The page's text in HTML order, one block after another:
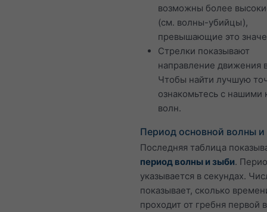
возможны более
(см. волны-убийцы),
превышающие это
Стрелки показывают
направление движения
Чтобы найти лучшую
ознакомьтесь с нашими
волн.
Период основной волны
Последняя таблица
период волны и зыби.
указывается в секундах.
показывает, сколько
проходит от гребня первой